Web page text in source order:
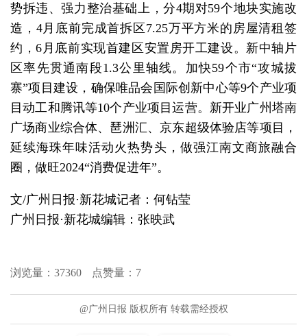
势拆违、强力整治基础上，分4期对59个地块实施改
造，4月底前完成首拆区7.25万平方米的房屋清租签
约，6月底前实现首建区安置房开工建设。新中轴片
区率先贯通南段1.3公里轴线。加快59个市“攻城拔
寨”项目建设，确保唯品会国际创新中心等9个产业项
目动工和腾讯等10个产业项目运营。新开业广州塔南
广场商业综合体、琶洲汇、京东超级体验店等项目，
延续海珠年味活动火热势头，做强江南文商旅融合
圈，做旺2024“消费促进年”。
文/广州日报·新花城记者：何钻莹
广州日报·新花城编辑：张映武
浏览量： 37360 点赞量： 7
@广州日报 版权所有 转载需经授权